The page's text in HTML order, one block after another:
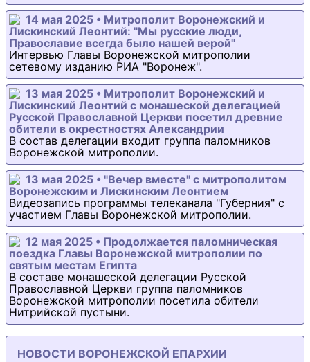
14 мая 2025 • Митрополит Воронежский и
Лискинский Леонтий: "Мы русские люди,
Православие всегда было нашей верой"
Интервью Главы Воронежской митрополии
сетевому изданию РИА "Воронеж".
13 мая 2025 • Митрополит Воронежский и
Лискинский Леонтий с монашеской делегацией
Русской Православной Церкви посетил древние
обители в окрестностях Александрии
В состав делегации входит группа паломников
Воронежской митрополии.
13 мая 2025 • "Вечер вместе" с митрополитом
Воронежским и Лискинским Леонтием
Видеозапись программы телеканала "Губерния" с
участием Главы Воронежской митрополии.
12 мая 2025 • Продолжается паломническая
поездка Главы Воронежской митрополии по
святым местам Египта
В составе монашеской делегации Русской
Православной Церкви группа паломников
Воронежской митрополии посетила обители
Нитрийской пустыни.
НОВОСТИ ВОРОНЕЖСКОЙ ЕПАРХИИ